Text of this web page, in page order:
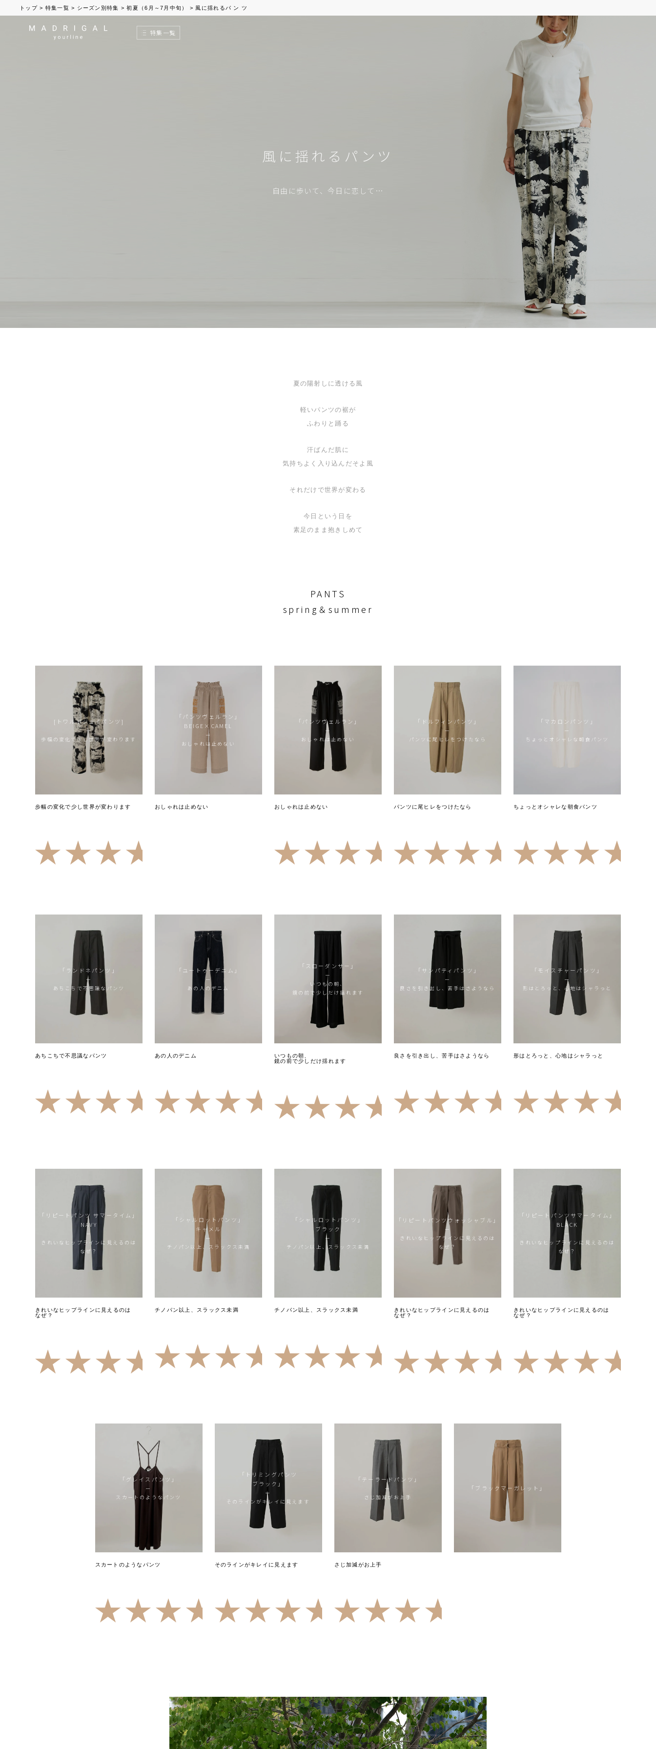
特集一覧
トップ> 特集一覧 > シーズン別特集 >初夏（6月～7月中旬） > 風に揺れるパ ン ツ
風に揺れるパンツ
自由に歩いて、今日に恋して…
夏の陽射しに透ける風
軽いパンツの裾が
ふわりと踊る
汗ばんだ肌に
気持ちよく入り込んだそよ風
それだけで世界が変わる
今日という日を
素足のまま抱きしめて
PANTS
spring＆summer
[トワルドジュイパンツ]
ー
歩幅の変化で少し世界が変わります
歩幅の変化で少し世界が変わります
「パンツヴェルラン」
BEIGE×CAMEL
ー
おしゃれは止めない
おしゃれは止めない
「パンツヴェルラン」
ー
おしゃれは止めない
おしゃれは止めない
「ドルフィンパンツ」
ー
パンツに尾ヒレをつけたなら
パンツに尾ヒレをつけたなら
「マカロンパンツ」
ー
ちょっとオシャレな朝食パンツ
ちょっとオシャレな朝食パンツ
「ランドネパンツ」
ー
あちこちで不思議なパンツ
あちこちで不思議なパンツ
「ユートゥーデニム」
ー
あの人のデニム
あの人のデニム
「スローダンサー」
ー
いつもの朝、
鏡の前で少しだけ揺れます
いつもの朝、
鏡の前で少しだけ揺れます
「サンパティパンツ」
ー
良さを引き出し、苦手はさようなら
良さを引き出し、苦手はさようなら
「モイスチャーパンツ」
ー
形はとろっと、心地はシャラっと
形はとろっと、心地はシャラっと
「リピートパンツ サマータイム」
NAVY
ー
きれいなヒップラインに見えるのは
なぜ？
きれいなヒップラインに見えるのは
なぜ？
「シャルロットパンツ」
キャメル
ー
チノパン以上、スラックス未満
チノパン以上、スラックス未満
「シャルロットパンツ」
ブラック
ー
チノパン以上、スラックス未満
チノパン以上、スラックス未満
「リピートパンツウォッシャブル」
ー
きれいなヒップラインに見えるのは
なぜ？
きれいなヒップラインに見えるのは
なぜ？
「リピートパンツサマータイム」
BLACK
ー
きれいなヒップラインに見えるのは
なぜ？
きれいなヒップラインに見えるのは
なぜ？
「グレイスパンツ」
ー
スカートのようなパンツ
スカートのようなパンツ
「トリミングパンツ
ブラック」
ー
そのラインがキレイに見えます
そのラインがキレイに見えます
「テーラードパンツ」
ー
さじ加減がお上手
さじ加減がお上手
「ブラックマーガレット」